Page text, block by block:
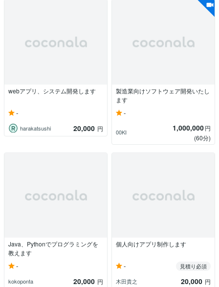
webアプリ、システム開発します
-
harakatsushi 20,000 円
製造業向けソフトウェア開発いたし
ます
-
00KI 1,000,000円
(60分)
Java、Pythonでプログラミングを
教えます
-
kokoponta 20,000 円
個人向けアプリ制作します
-
見積り必須
木田貴之
20,000 円